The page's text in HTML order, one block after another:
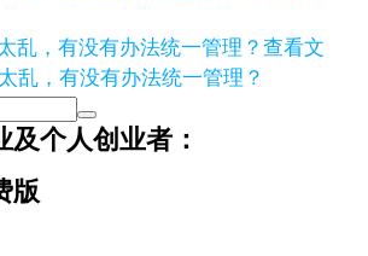
查看文
乱，有没有办法统一管理？
及个人创业者：
版